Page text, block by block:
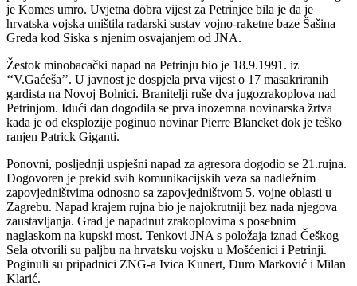
je Komes umro. Uvjetna dobra vijest za Petrinjce bila je da je
hrvatska vojska uništila radarski sustav vojno-raketne baze Šašina
Greda kod Siska s njenim osvajanjem od JNA.
Žestok minobacački napad na Petrinju bio je 18.9.1991. iz
‘‘V.Gaćeša’’. U javnost je dospjela prva vijest o 17 masakriranih
gardista na Novoj Bolnici. Branitelji ruše dva jugozrakoplova nad
Petrinjom. Idući dan dogodila se prva inozemna novinarska žrtva
kada je od eksplozije poginuo novinar Pierre Blancket dok je teško
ranjen Patrick Giganti.
Ponovni, posljednji uspješni napad za agresora dogodio se 21.rujna.
Dogovoren je prekid svih komunikacijskih veza sa nadležnim
zapovjedništvima odnosno sa zapovjedništvom 5. vojne oblasti u
Zagrebu. Napad krajem rujna bio je najokrutniji bez nada njegova
zaustavljanja. Grad je napadnut zrakoplovima s posebnim
naglaskom na kupski most. Tenkovi JNA s položaja iznad Češkog
Sela otvorili su paljbu na hrvatsku vojsku u Mošćenici i Petrinji.
Poginuli su pripadnici ZNG-a Ivica Kunert, Đuro Marković i Milan
Klarić.